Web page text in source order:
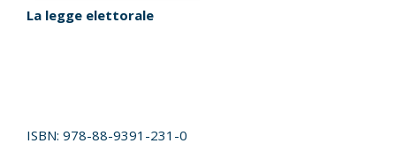
La legge elettorale
ISBN: 978-88-9391-231-0